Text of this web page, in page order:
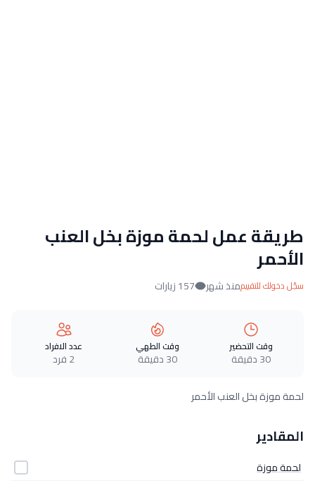
طريقة عمل لحمة موزة بخل العنب
الأحمر
سجّل دخولك للتقييممنذ شهر 157 زيارات
وقت التحضير
30 دقيقة
وقت الطهي
30 دقيقة
عدد الافراد
2 فرد
لحمة موزة بخل العنب الأحمر
المقادير
لحمة موزة